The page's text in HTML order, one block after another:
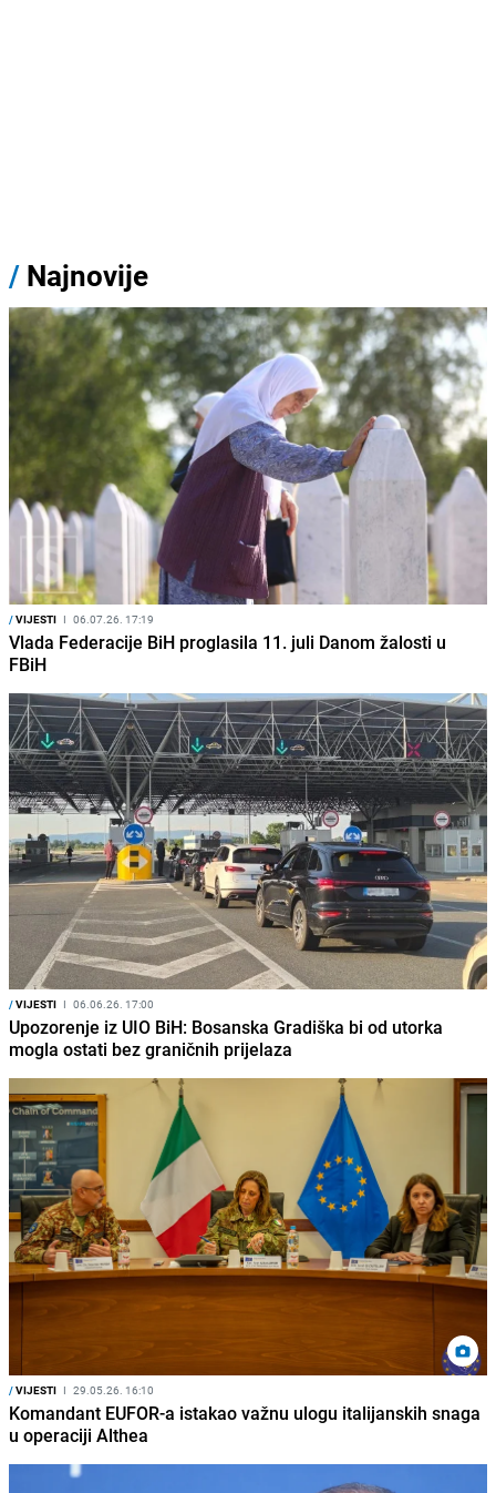
/ Najnovije
/VIJESTI I 06.07.26. 17:19
Vlada Federacije BiH proglasila 11. juli Danom žalosti u
FBiH
/VIJESTI I 06.06.26. 17:00
Upozorenje iz UIO BiH: Bosanska Gradiška bi od utorka
mogla ostati bez graničnih prijelaza
/VIJESTI I 29.05.26. 16:10
Komandant EUFOR-a istakao važnu ulogu italijanskih snaga
u operaciji Althea